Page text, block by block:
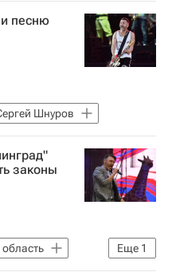
Шнуров
песню
Шнуров
законы
Еще 1